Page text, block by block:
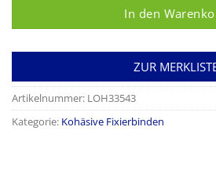
In den
ZUR
Artikelnummer: LOH33543
Kategorie: Kohäsive Fixierbinden